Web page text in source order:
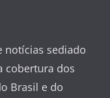
notícias sediado
cobertura dos
Brasil e do